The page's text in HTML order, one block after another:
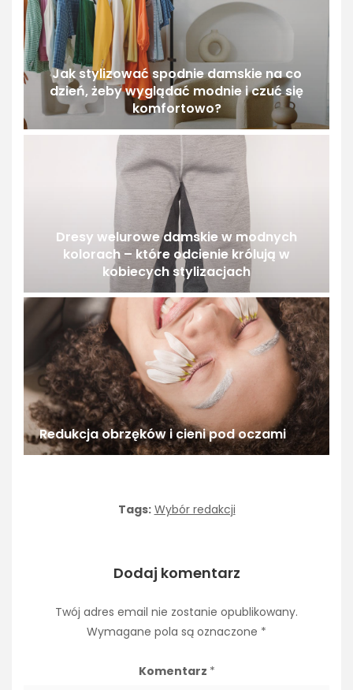
Jak stylizować spodnie damskie na co
dzień, żeby wyglądać modnie i czuć się
komfortowo?
Dresy welurowe damskie w modnych
kolorach – które odcienie królują w
kobiecych stylizacjach
Redukcja obrzęków i cieni pod oczami
Tags: Wybór redakcji
Dodaj komentarz
Twój adres email nie zostanie opublikowany.
Wymagane pola są oznaczone *
Komentarz *